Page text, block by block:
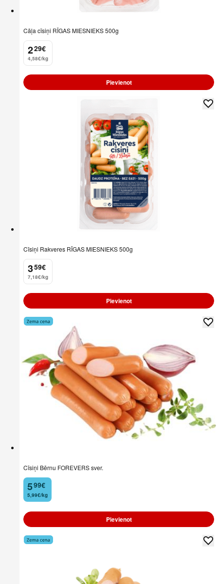
Cāļa cīsiņi RĪGAS MIESNIEKS 500g
2
. 29€
4,58€/kg
Pievienot
Cīsiņi Rakveres RĪGAS MIESNIEKS 500g
3
. 59€
7,18€/kg
Pievienot
Cīsiņi Bērnu FOREVERS sver.
5
. 99€
5,99€/kg
Pievienot